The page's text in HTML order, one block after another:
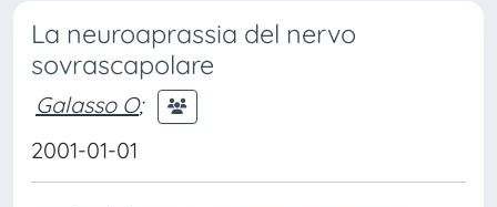
La neuroaprassia del nervo
sovrascapolare
Galasso O;
2001-01-01